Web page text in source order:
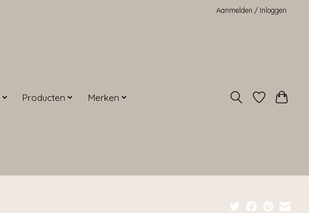
Aanmelden / Inloggen
Producten Merken